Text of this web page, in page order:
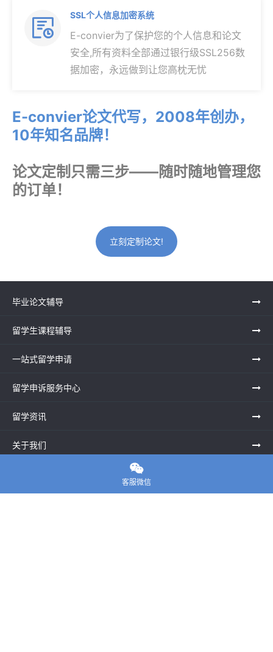

SSL个人信息加密系统
E-convier为了保护您的个人信息和论文
安全,所有资料全部通过银行级SSL256数
据加密，永远做到让您高枕无忧
E-convier论文代写，2008年创办，
10年知名品牌！
论文定制只需三步——随时随地管理您
的订单！
立刻定制论文!
毕业论文辅导
留学生课程辅导
一站式留学申请
留学申诉服务中心
留学资讯
关于我们

客服微信